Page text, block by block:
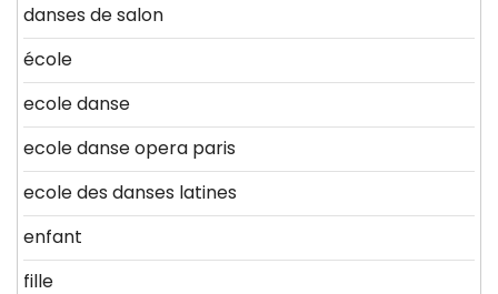
danses de salon
école
ecole danse
ecole danse opera paris
ecole des danses latines
enfant
fille